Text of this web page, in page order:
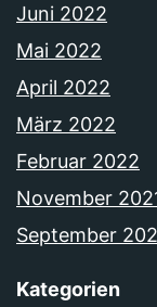
Juni 2022
Mai 2022
April 2022
März 2022
Februar 2022
November
September
Kategorien